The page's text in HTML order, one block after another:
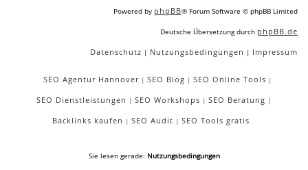
Powered by phpBB® Forum Software © phpBB Limited
Deutsche Übersetzung durch phpBB.de
Datenschutz | Nutzungsbedingungen | Impressum
SEO Agentur Hannover| SEO Blog | SEO Online Tools |
SEO Dienstleistungen | SEO Workshops | SEO Beratung |
Backlinks kaufen | SEO Audit | SEO Tools gratis
Sie lesen gerade: Nutzungsbedingungen